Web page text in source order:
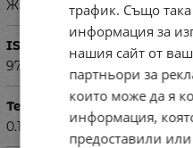
Жулиета Савова, Ирена
ISBN
9789540130637
Тегло в кг
0.134
трафик. Също
информация за
нашия сайт от
партньори за
които може да я
информация,
предоставили